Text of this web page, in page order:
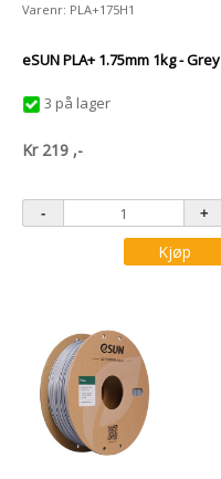
Varenr: PLA+175H1
eSUN PLA+ 1.75mm 1kg - Grey
3 på lager
Kr 219 ,-
Kjøp